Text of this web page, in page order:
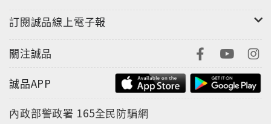
訂閱誠品線上電子報
關注誠品
誠品APP
內政部警政署 165全民防騙網